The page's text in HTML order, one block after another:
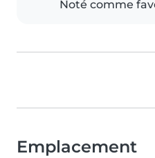
Noté comme
Emplacement